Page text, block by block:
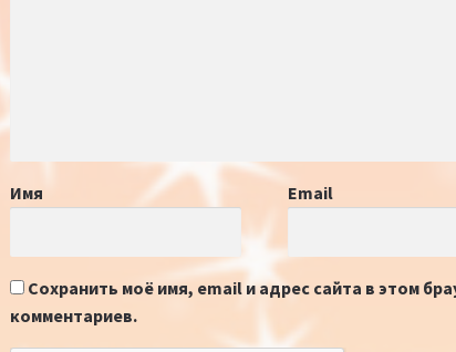
Имя Email
Сохранить моё имя, email и адрес сайта в этом
комментариев.